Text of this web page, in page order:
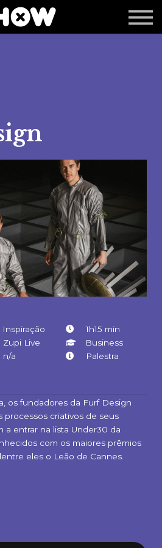
Shop
Zupi
Inspiração
1h15 min
Zupi Live
Business
n/a Palestra
os fundadores da Furf Design
processos criativos de seus
a entrar na lista Under30 da
com os maiores prêmios
eles o Leão de Cannes.